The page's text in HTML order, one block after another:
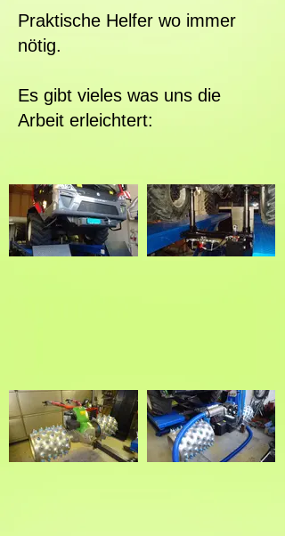
Praktische Helfer wo immer
nötig.
Es gibt vieles was uns die
Arbeit erleichtert: